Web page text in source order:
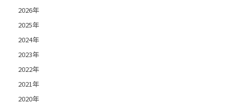
2026年
2025年
2024年
2023年
2022年
2021年
2020年